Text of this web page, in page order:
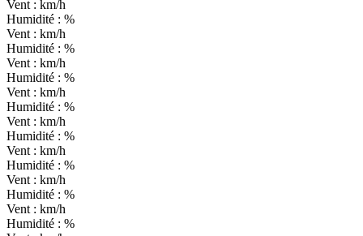
Vent : km/h
Humidité : %
Vent : km/h
Humidité : %
Vent : km/h
Humidité : %
Vent : km/h
Humidité : %
Vent : km/h
Humidité : %
Vent : km/h
Humidité : %
Vent : km/h
Humidité : %
Vent : km/h
Humidité : %